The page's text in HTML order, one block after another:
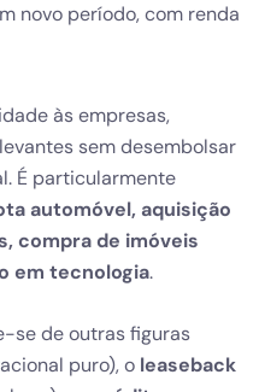
novo período, com renda
às empresas,
sem desembolsar
É particularmente
automóvel, aquisição
compra de imóveis
em tecnologia.
se de outras figuras
puro), o leaseback